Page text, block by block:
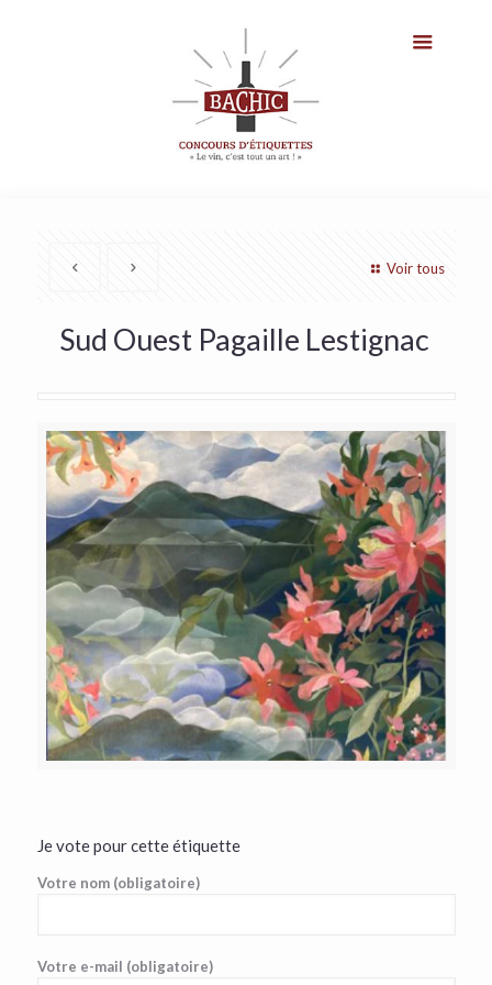
Voir tous
Sud Ouest Pagaille Lestignac
Je vote pour cette étiquette
Votre nom (obligatoire)
Votre e-mail (obligatoire)